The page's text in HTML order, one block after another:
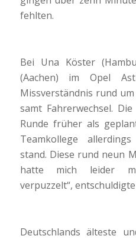
fehlten.
Bei Una Köster
(Aachen) im Opel
Missverständnis rund
samt Fahrerwechsel.
Runde früher als
Teamkollege
stand. Diese rund neun
hatte mich leider
verpuzzelt“,
Deutschlands älteste